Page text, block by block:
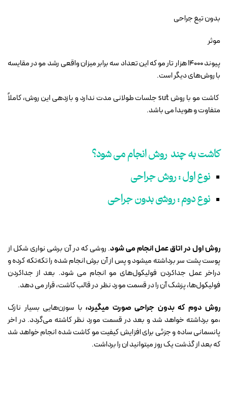
بدون تیغ جراحی
موثر
پیوند 14000 هزار تار مو که این تعداد سه برابر میزان واقعی رشد مو در مقایسه
با روش‌های دیگر است.
کاشت مو با روشsutجلسات طولانی مدت ندارد و بازدهی این روش، کاملاً
متفاوت و هویدا می باشد.
کاشت به چند روش انجام می شود؟
نوع اول :روش جراحی
نوع دوم :روشی بدون جراحی
روش اول در اتاق عمل انجام می شود. روشی که در آن برشی نواری شکل از
پوست پشت سر برداشته میشود و پس از آن برش انجام شده را تکه‌تکه کرده و
دراخر عمل جداکردن فولیکول‌های مو انجام می شود. بعد از جداکردن
فولیکول‌ها، پزشک آن را در قسمت مورد نظر در قالب کاشت، قرار می دهد.
روش دوم که بدون جراحی صورت میگیرد، با سوزن‌هایی بسیار نازک
،مو برداشته خواهد شد و بعد در قسمت مورد نظر کاشته می‌گردد. در اخر
پانسمانی ساده و جزئی برای افزایش کیفیت مو کاشت شده انجام خواهد شد
که بعد از گذشت یک روز میتوانید ان را برداشت.